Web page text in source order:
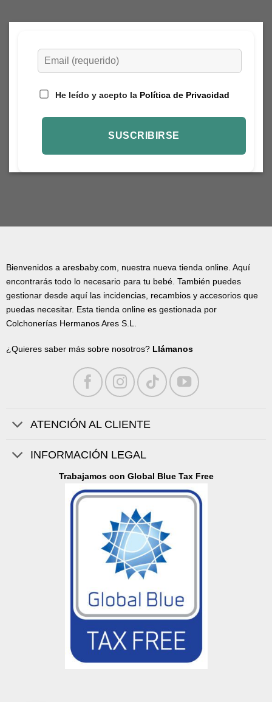
en
página
de
producto
He leído y acepto la Política de Privacidad
Bienvenidos a aresbaby.com, nuestra nueva tienda online. Aquí
encontrarás todo lo necesario para tu bebé. También puedes
gestionar desde aquí las incidencias, recambios y accesorios que
puedas necesitar. Esta tienda online es gestionada por
Colchonerías Hermanos Ares S.L.
¿Quieres saber más sobre nosotros? Llámanos
ATENCIÓN AL CLIENTE
INFORMACIÓN LEGAL
Trabajamos con Global Blue Tax Free